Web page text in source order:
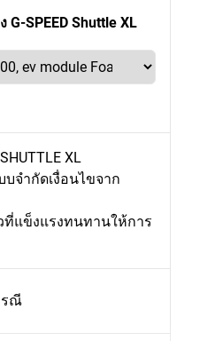
SPEED Shuttle XL
XL
จำกัดเงื่อนไขจาก
ที่แข็งแรงทนทานให้การ
ณี